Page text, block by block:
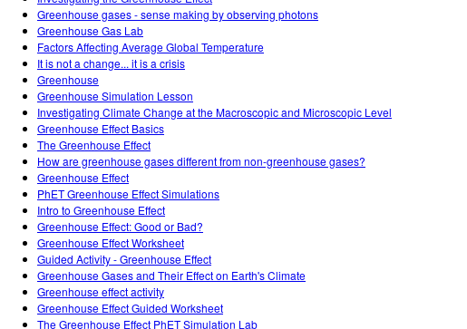
Greenhouse gases - sense making by observing photons
Greenhouse Gas Lab
Factors Affecting Average Global Temperature
It is not a change... it is a crisis
Greenhouse
Greenhouse Simulation Lesson
Investigating Climate Change at the Macroscopic and Microscopic Level
Greenhouse Effect Basics
The Greenhouse Effect
How are greenhouse gases different from non-greenhouse gases?
Greenhouse Effect
PhET Greenhouse Effect Simulations
Intro to Greenhouse Effect
Greenhouse Effect: Good or Bad?
Greenhouse Effect Worksheet
Guided Activity - Greenhouse Effect
Greenhouse Gases and Their Effect on Earth's Climate
Greenhouse effect activity
Greenhouse Effect Guided Worksheet
The Greenhouse Effect PhET Simulation Lab